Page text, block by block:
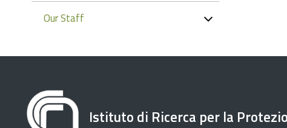
Our Staff
Istituto di Ricerca per la